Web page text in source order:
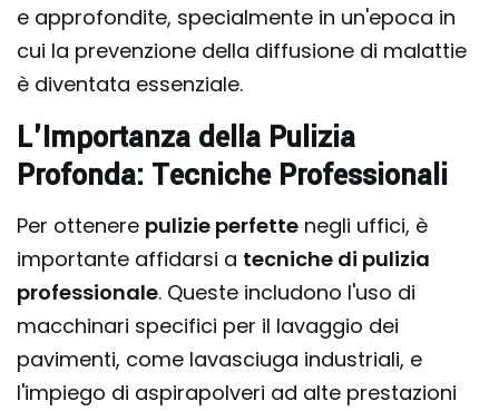
e approfondite, specialmente in un'epoca in
cui la prevenzione della diffusione di malattie
è diventata essenziale.
L'Importanza della Pulizia
Profonda: Tecniche Professionali
Per ottenere pulizie perfette negli uffici, è
importante affidarsi a tecniche di pulizia
professionale. Queste includono l'uso di
macchinari specifici per il lavaggio dei
pavimenti, come lavasciuga industriali, e
l'impiego di aspirapolveri ad alte prestazioni